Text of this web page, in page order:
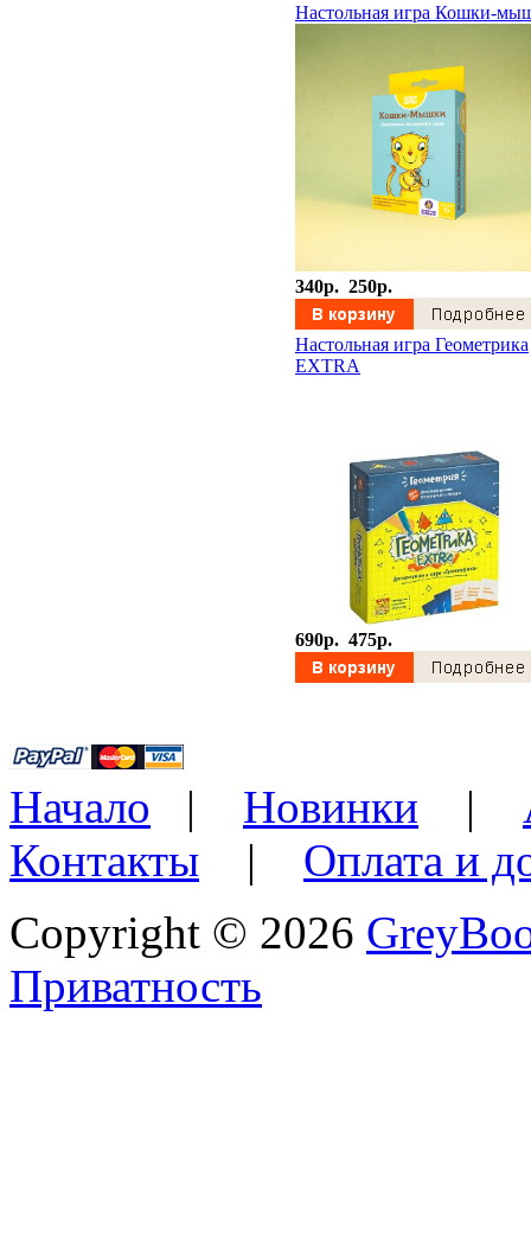
Настольная игра Кошки-
340p. 250p.
Настольная игра Геометрика
EXTRA
690p. 475p.
Начало | Новинки |
Контакты | Оплата и
Copyright © 2026
Приватность